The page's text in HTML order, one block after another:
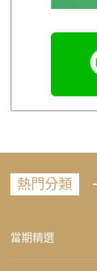
熱門分類
當期精選